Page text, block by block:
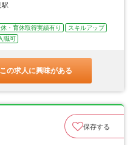
駅
休・育休取得実績有り
スキルアップ
職可
この求人に興味がある
保存する